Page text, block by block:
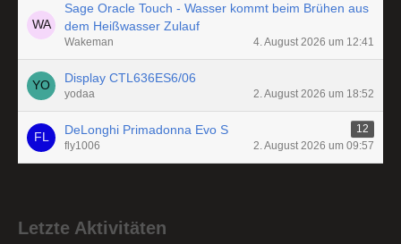
Sage Oracle Touch - Wasser kommt beim Brühen aus
dem Heißwasser Zulauf
Wakeman 4. August 2026 um 12:41
Display CTL636ES6/06
yodaa 2. August 2026 um 18:52
DeLonghi Primadonna Evo S
12
fly1006
2. August 2026 um 09:57
Letzte Aktivitäten